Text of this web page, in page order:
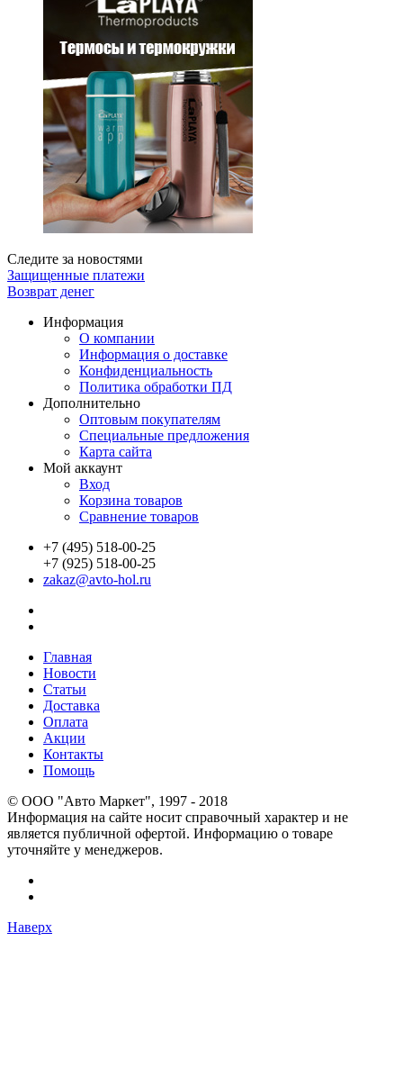
Следите за новостями
Защищенные платежи
Возврат денег
Информация
О компании
Информация о доставке
Конфиденциальность
Политика обработки ПД
Дополнительно
Оптовым покупателям
Специальные предложения
Карта сайта
Мой аккаунт
Вход
Корзина товаров
Сравнение товаров
+7 (495) 518-00-25
+7 (925) 518-00-25
zakaz@avto-hol.ru
Главная
Новости
Статьи
Доставка
Оплата
Акции
Контакты
Помощь
© OOO "Авто Маркет", 1997 - 2018
Информация на сайте носит справочный характер и не
является публичной офертой. Информацию о товаре
уточняйте у менеджеров.
Наверх